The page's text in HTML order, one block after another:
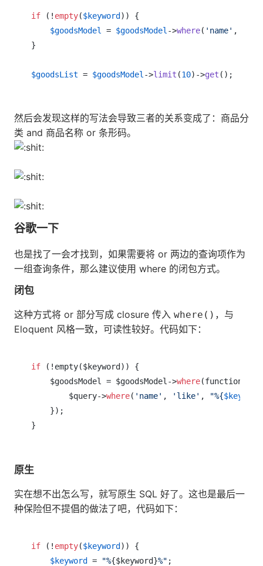
if (! empty($keyword )) {
$goodsModel
= $goodsModel ->where( 'name' ,
}
$goodsList = $goodsModel ->limit (10)->get ();
然后会发现这样的写法会导致三者的关系变成了：商品分
类 and 商品名称 or 条形码。
谷歌一下
也是找了一会才找到，如果需要将 or 两边的查询项作为
一组查询条件，那么建议使用 where 的闭包方式。
闭包
这种方式将 or 部分写成 closure 传入 where() ，与
Eloquent 风格一致，可读性较好。代码如下：
if (!empty($keyword)) {
    $goodsModel = $goodsModel->
where(function
        $query->
where( 'name' , 'like' , "%{$keyword
    });
}
原生
实在想不出怎么写，就写原生 SQL 好了。这也是最后一
种保险但不提倡的做法了吧，代码如下：
if (! empty($keyword )) {
$keyword
= "%{$keyword}%" ;